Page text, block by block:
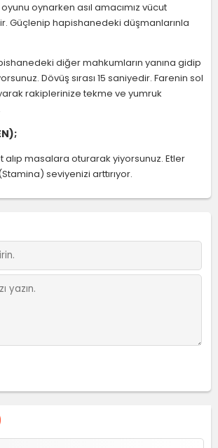
oynarken asıl amacımız vücut
Güçlenip hapishanedeki düşmanlarınla
diğer mahkumların yanına gidip
Dövüş sırası 15 saniyedir. Farenin sol
rakiplerinize tekme ve yumruk
alıp masalara oturarak yiyorsunuz. Etler
seviyenizi arttırıyor.